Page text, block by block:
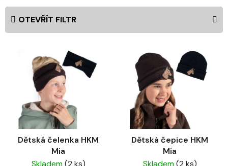
e
n
OTEVŘÍT FILTR
Dětská čelenka HKM
Mia
Skladem(2 ks)
Dětská čepice HKM
Mia
Skladem(2 ks)